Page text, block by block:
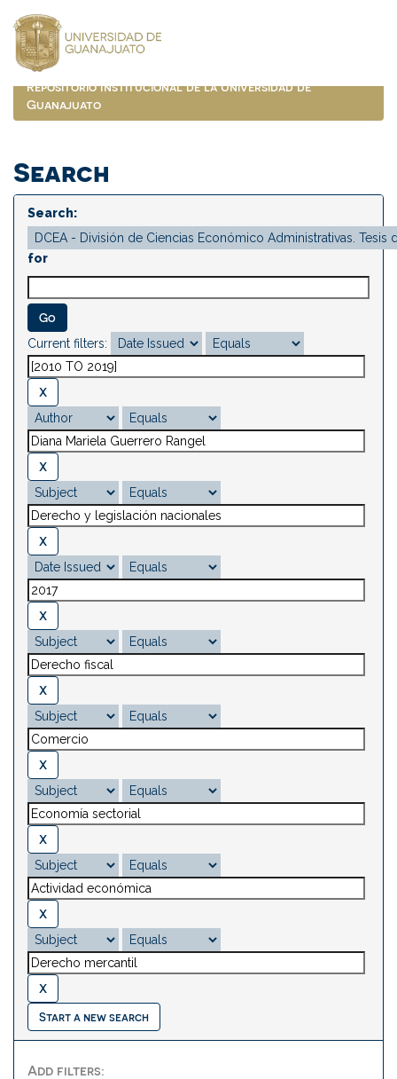
navigation
Repositorio Institucional de la Universidad de
Guanajuato
Search
Search:
for
Current filters:
Start a new search
Add filters: